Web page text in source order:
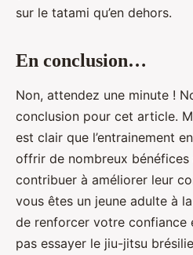
sur le tatami qu’en dehors.
En conclusion…
Non, attendez une minute !
conclusion pour cet article.
est clair que l’entrainement
offrir de nombreux bénéfices
contribuer à améliorer leur
vous êtes un jeune adulte à
de renforcer votre confiance
pas essayer le jiu-jitsu